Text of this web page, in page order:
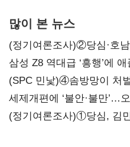
많이 본 뉴스
(정기여론조사)②당심·호
삼성 Z8 역대급 ‘흥행’에
대전’
(SPC 민낯)④솜방망이 처
세제개편에 ‘불안·불만’…
힘들어질 것"
(정기여론조사)①당심, 김